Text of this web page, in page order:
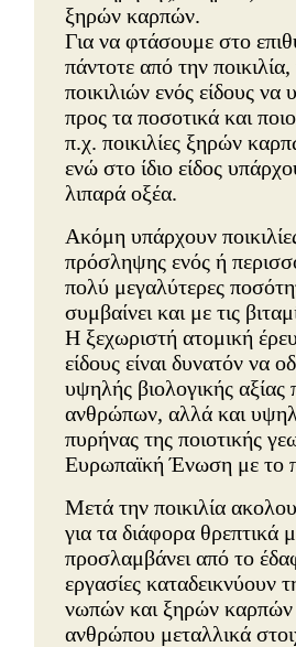
ξηρών καρπών.
Για να φτάσουμε στο
πάντοτε από την
ποικιλιών ενός είδους
προς τα ποσοτικά και
π.χ. ποικιλίες ξηρών
ενώ στο ίδιο είδος
λιπαρά οξέα.
Ακόμη υπάρχουν
πρόσληψης ενός ή
πολύ μεγαλύτερες
συμβαίνει και με τις
Η ξεχωριστή ατομική
είδους είναι δυνατόν να
υψηλής βιολογικής αξίας
ανθρώπων, αλλά και
πυρήνας της ποιοτικής
Ευρωπαϊκή Ένωση με το
Μετά την ποικιλία
για τα διάφορα θρεπτικά
προσλαμβάνει από το
εργασίες καταδεικνύουν
νωπών και ξηρών καρπών
ανθρώπου μεταλλικά